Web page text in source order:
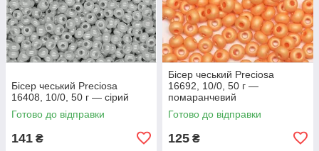
Бісер чеський Preciosa
16408, 10/0, 50 г — сірий
Готово до відправки
141 ₴
Бісер чеський Preciosa
16692, 10/0, 50 г —
помаранчевий
Готово до відправки
125 ₴